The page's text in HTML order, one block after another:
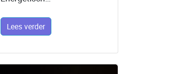
Lees verder